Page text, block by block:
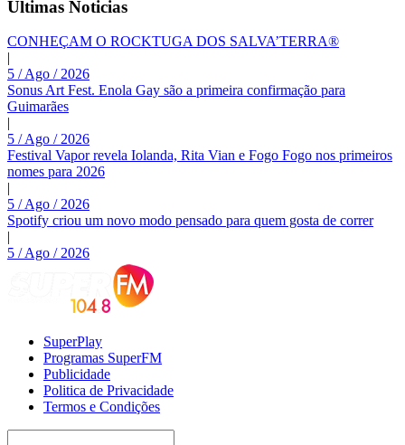
Últimas Noticias
CONHEÇAM O ROCKTUGA DOS SALVA’TERRA®
|
5 / Ago / 2026
Sonus Art Fest. Enola Gay são a primeira confirmação para
Guimarães
|
5 / Ago / 2026
Festival Vapor revela Iolanda, Rita Vian e Fogo Fogo nos primeiros
nomes para 2026
|
5 / Ago / 2026
Spotify criou um novo modo pensado para quem gosta de correr
|
5 / Ago / 2026
SuperPlay
Programas SuperFM
Publicidade
Politica de Privacidade
Termos e Condições